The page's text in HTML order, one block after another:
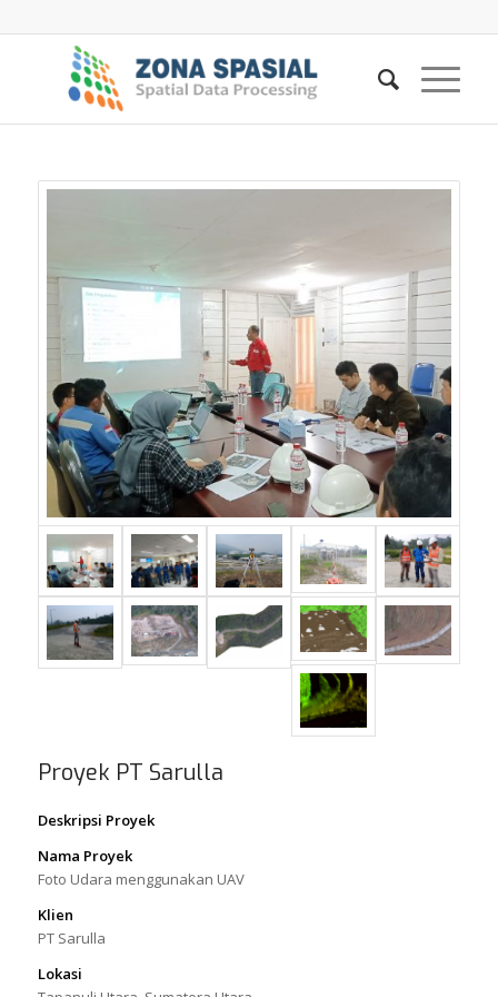
Proyek PT Sarulla
Deskripsi Proyek
Nama Proyek
Foto Udara menggunakan UAV
Klien
PT Sarulla
Lokasi